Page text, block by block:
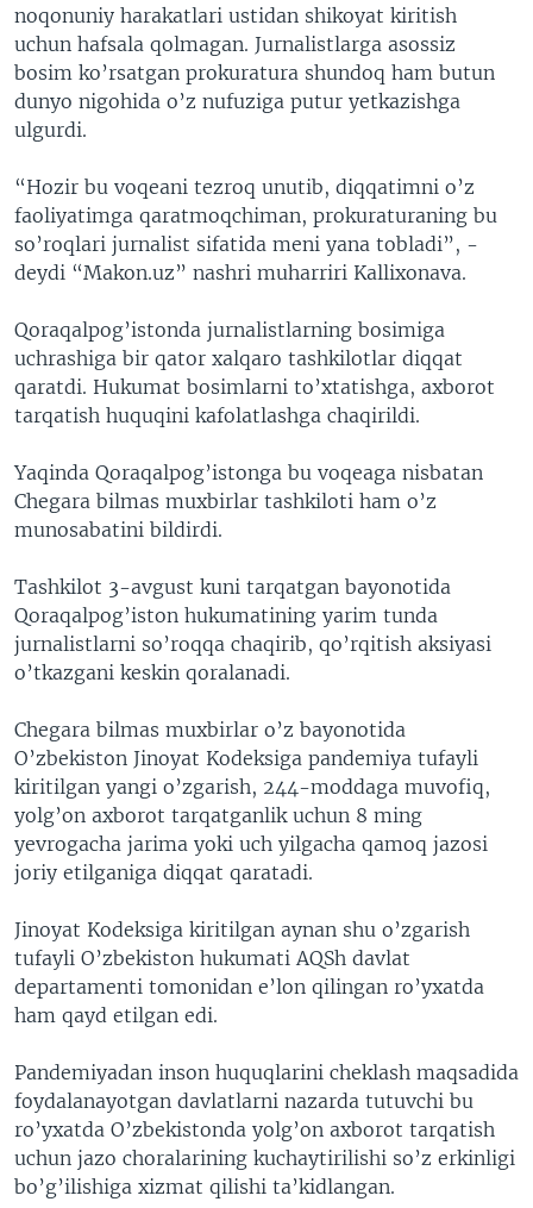
noqonuniy harakatlari ustidan shikoyat kiritish
uchun hafsala qolmagan. Jurnalistlarga asossiz
bosim ko’rsatgan prokuratura shundoq ham butun
dunyo nigohida o’z nufuziga putur yetkazishga
ulgurdi.
“Hozir bu voqeani tezroq unutib, diqqatimni o’z
faoliyatimga qaratmoqchiman, prokuraturaning bu
so’roqlari jurnalist sifatida meni yana tobladi”, -
deydi “Makon.uz” nashri muharriri Kallixonava.
Qoraqalpog’istonda jurnalistlarning bosimiga
uchrashiga bir qator xalqaro tashkilotlar diqqat
qaratdi. Hukumat bosimlarni to’xtatishga, axborot
tarqatish huquqini kafolatlashga chaqirildi.
Yaqinda Qoraqalpog’istonga bu voqeaga nisbatan
Chegara bilmas muxbirlar tashkiloti ham o’z
munosabatini bildirdi.
Tashkilot 3-avgust kuni tarqatgan bayonotida
Qoraqalpog’iston hukumatining yarim tunda
jurnalistlarni so’roqqa chaqirib, qo’rqitish aksiyasi
o’tkazgani keskin qoralanadi.
Chegara bilmas muxbirlar o’z bayonotida
O’zbekiston Jinoyat Kodeksiga pandemiya tufayli
kiritilgan yangi o’zgarish, 244-moddaga muvofiq,
yolg’on axborot tarqatganlik uchun 8 ming
yevrogacha jarima yoki uch yilgacha qamoq jazosi
joriy etilganiga diqqat qaratadi.
Jinoyat Kodeksiga kiritilgan aynan shu o’zgarish
tufayli O’zbekiston hukumati AQSh davlat
departamenti tomonidan e’lon qilingan ro’yxatda
ham qayd etilgan edi.
Pandemiyadan inson huquqlarini cheklash maqsadida
foydalanayotgan davlatlarni nazarda tutuvchi bu
ro’yxatda O’zbekistonda yolg’on axborot tarqatish
uchun jazo choralarining kuchaytirilishi so’z erkinligi
bo’g’ilishiga xizmat qilishi ta’kidlangan.